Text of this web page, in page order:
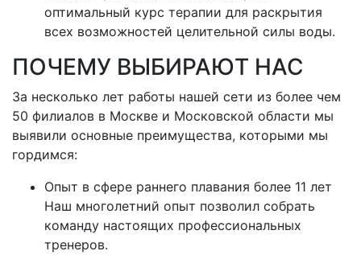
оптимальный курс терапии для раскрытия
всех возможностей целительной силы воды.
ПОЧЕМУ ВЫБИРАЮТ НАС
За несколько лет работы нашей сети из более чем
50 филиалов в Москве и Московской области мы
выявили основные преимущества, которыми мы
гордимся:
Опыт в сфере раннего плавания более 11 лет
Наш многолетний опыт позволил собрать
команду настоящих профессиональных
тренеров.